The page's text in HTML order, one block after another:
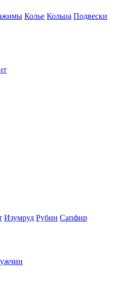
Колье Кольца Подвески
Изумруд Рубин Сапфир